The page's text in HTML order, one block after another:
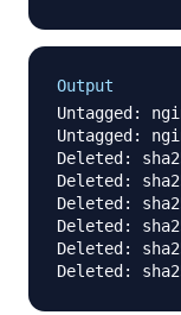
Output
Untagged:
Untagged:
Deleted:
Deleted:
Deleted:
Deleted:
Deleted: